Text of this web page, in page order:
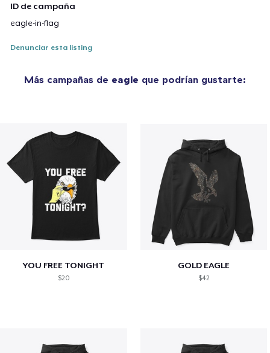
ID de campaña
eagle-in-flag
Denunciar esta listing
Más campañas de eagle que podrían gustarte:
YOU FREE TONIGHT
$20
GOLD EAGLE
$42